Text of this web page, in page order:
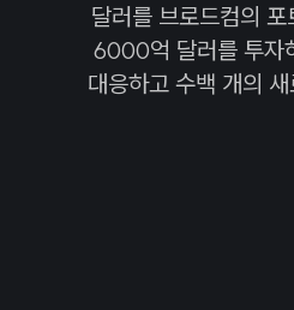
달러를 브로드컴의
6000억 달러를 투자
대응하고 수백 개의